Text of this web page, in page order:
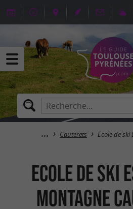
Cauterets Ecole de
Ecole de ski
Montagne